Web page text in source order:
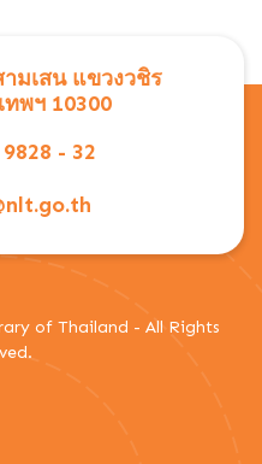
มเสน แขวงวชิร
พฯ 10300
- 32
of Thailand - All Rights